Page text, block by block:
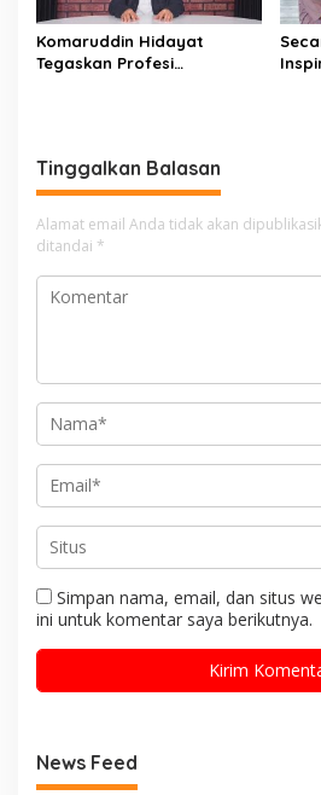
Komaruddin Hidayat
Tegaskan Profesi
Tinggalkan Balasan
Alamat email Anda tidak akan
ditandai *
Simpan nama, email, dan situs
ini untuk komentar saya berikutnya.
News Feed